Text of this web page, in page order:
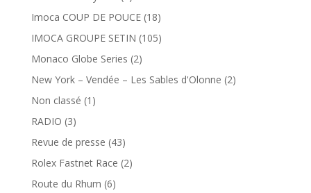
Imoca COUP DE POUCE(18)
IMOCA GROUPE SETIN (105)
Monaco Globe Series (2)
New York – Vendée – Les Sables d'Olonne (2)
Non classé (1)
RADIO (3)
Revue de presse (43)
Rolex Fastnet Race (2)
Route du Rhum (6)